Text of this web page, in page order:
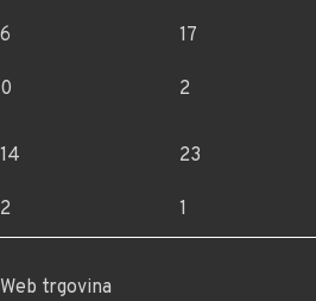
6
0
17
2
14
2
23
1
Web trgovina